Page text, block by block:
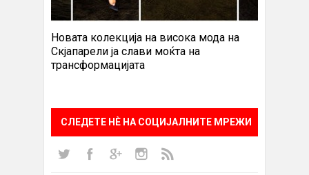
Новата колекција на висока мода на
Скјапарели ја слави моќта на
трансформацијата
СЛЕДЕТЕ НÈ НА СОЦИЈАЛНИТЕ МРЕЖИ